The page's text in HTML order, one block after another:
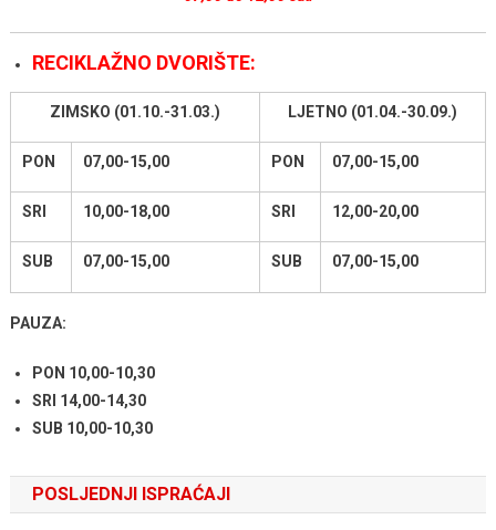
RECIKLAŽNO DVORIŠTE:
ZIMSKO (01.10.-31.03.) LJETNO (01.04.-30.09.)
PON 07,00-15,00 PON 07,00-15,00
SRI 10,00-18,00 SRI 12,00-20,00
SUB 07,00-15,00 SUB 07,00-15,00
PAUZA:
PON 10,00-10,30
SRI 14,00-14,30
SUB 10,00-10,30
POSLJEDNJI ISPRAĆAJI